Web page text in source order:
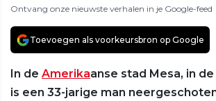
Ontvang onze nieuwste verhalen in je Google-feed
Toevoegen als voorkeursbron op Google
In de Amerikaanse stad Mesa, in
is een 33-jarige man